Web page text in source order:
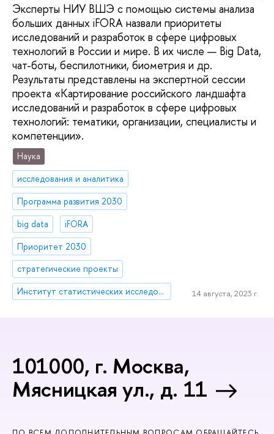
Эксперты НИУ ВШЭ с помощью системы анализа
больших данных iFORA назвали приоритеты
исследований и разработок в сфере цифровых
технологий в России и мире. В их числе — Big Data,
чат-боты, беспилотники, биометрия и др.
Результаты представлены на экспертной сессии
проекта «Картирование российского ландшафта
исследований и разработок в сфере цифровых
технологий: тематики, организации, специалисты и
компетенции».
Наука
исследования и аналитика
Программа развития 2030
big data
iFORA
Приоритет 2030
стратегические проекты
Институт статистических исследований и экономики знаний
14 августа, 2023 г.
101000, г. Москва,
Мясницкая ул., д. 11